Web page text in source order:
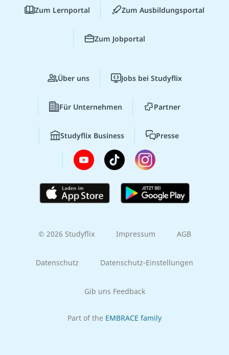
Zum Lernportal Zum Ausbildungsportal
Zum Jobportal
Über uns Jobs bei Studyflix
Für Unternehmen Partner
Studyflix Business Presse
© 2026 Studyflix Impressum AGB
Datenschutz Datenschutz-Einstellungen
Gib uns Feedback
Part of the EMBRACE family